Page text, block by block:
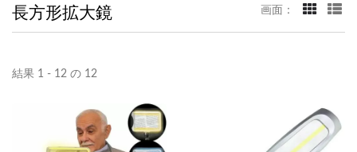
長方形拡大鏡 画面：
結果 1 - 12 の 12